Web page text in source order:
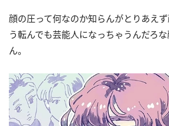
顔の圧って何なのか知らんがとりあえ
う転んでも芸能人になっちゃうんだろ
ん。